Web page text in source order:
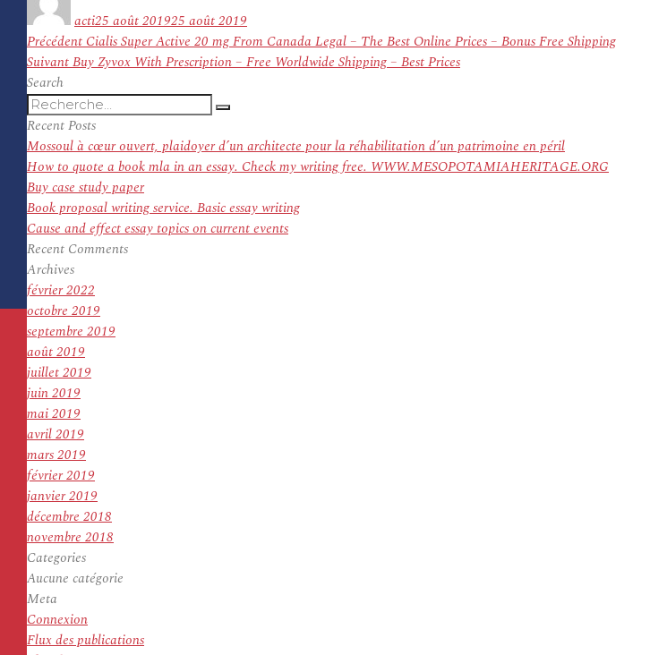
actile
25 août 201925 août 2019
Navigation
de
l’article
Précédent Article
précédent :
Cialis Super Active 20 mg From Canada Legal – The Best Online Prices – Bonus Free Shipping
SuivantArticle
Buy Zyvox With Prescription – Free Worldwide Shipping – Best Prices
Search
Recherche
pour
:
Recherche
Recent Posts
Mossoul à cœur ouvert, plaidoyer d’un architecte pour la réhabilitation d’un patrimoine en péril
How to quote a book mla in an essay. Check my writing free. WWW.MESOPOTAMIAHERITAGE.ORG
Buy case study paper
Book proposal writing service. Basic essay writing
Cause and effect essay topics on current events
Recent Comments
Archives
février 2022
octobre 2019
septembre 2019
août 2019
juillet 2019
juin 2019
mai 2019
avril 2019
mars 2019
février 2019
janvier 2019
décembre 2018
novembre 2018
Categories
Aucune catégorie
Meta
Connexion
Flux des publications